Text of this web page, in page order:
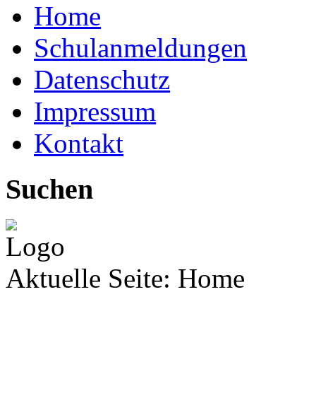
Home
Schulanmeldungen
Datenschutz
Impressum
Kontakt
Suchen
Aktuelle Seite: Home